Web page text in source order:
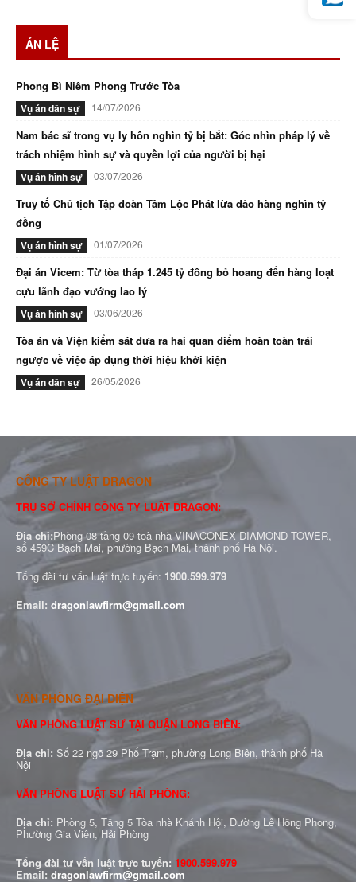
ÁN LỆ
Phong Bì Niêm Phong Trước Tòa
Vụ án dân sự 14/07/2026
Nam bác sĩ trong vụ ly hôn nghìn tỷ bị bắt: Góc nhìn pháp lý về
trách nhiệm hình sự và quyền lợi của người bị hại
Vụ án hình sự 03/07/2026
Truy tố Chủ tịch Tập đoàn Tâm Lộc Phát lừa đảo hàng nghìn tỷ
đồng
Vụ án hình sự 01/07/2026
Đại án Vicem: Từ tòa tháp 1.245 tỷ đồng bỏ hoang đến hàng loạt
cựu lãnh đạo vướng lao lý
Vụ án hình sự 03/06/2026
Tòa án và Viện kiểm sát đưa ra hai quan điểm hoàn toàn trái
ngược về việc áp dụng thời hiệu khởi kiện
Vụ án dân sự 26/05/2026
CÔNG TY LUẬT DRAGON
TRỤ SỞ CHÍNH CÔNG TY LUẬT DRAGON:
Địa chỉ:Phòng 08 tầng 09 toà nhà VINACONEX DIAMOND TOWER,
số 459C Bạch Mai, phường Bạch Mai, thành phố Hà Nội.
Tổng đài tư vấn luật trực tuyến: 1900.599.979
Email: dragonlawfirm@gmail.com
VĂN PHÒNG ĐẠI DIỆN
VĂN PHÒNG LUẬT SƯ TẠI QUẬN LONG BIÊN:
Địa chỉ: Số 22 ngõ 29 Phố Trạm, phường Long Biên, thành phố Hà
Nội
VĂN PHÒNG LUẬT SƯ HẢI PHÒNG:
Địa chỉ: Phòng 5, Tầng 5 Tòa nhà Khánh Hội, Đường Lê Hồng Phong,
Phường Gia Viên, Hải Phòng
Tổng đài tư vấn luật trực tuyến: 1900.599.979
Email: dragonlawfirm@gmail.com